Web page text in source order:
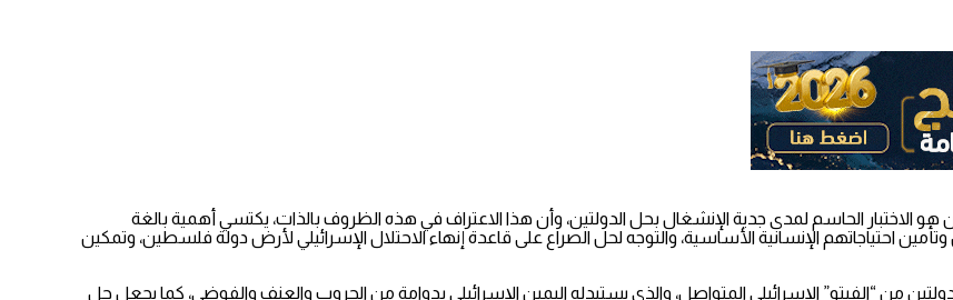
هو الاختبار الحاسم لمدى جدية الإنشغال بحل الدولتين، وأن هذا الاعتراف في هذه الظروف بالذات، يكتسي أهمية بالغة
احتياجاتهم الإنسانية الأساسية، والتوجه لحل الصراع على قاعدة إنهاء الاحتلال الإسرائيلي لأرض دولة فلسطين، وتمكين
من “الفيتو” الإسرائيلي المتواصل، والذي يستبدله اليمين الإسرائيلي بدوامة من الحروب والعنف والفوضى، كما يجعل حل